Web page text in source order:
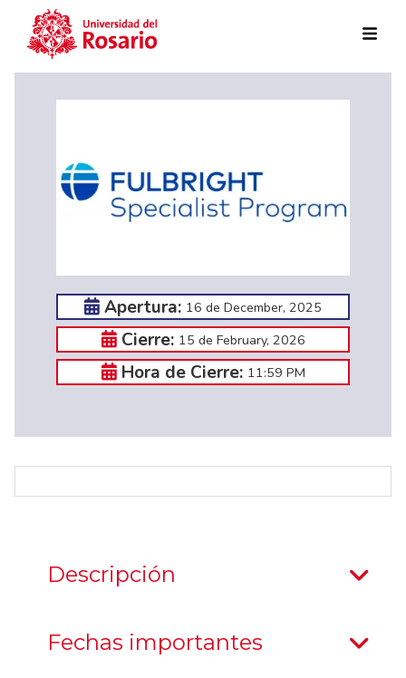
Apertura: 16 de December, 2025
Cierre: 15 de February, 2026
Hora de Cierre: 11:59 PM
Descripción
Fechas importantes